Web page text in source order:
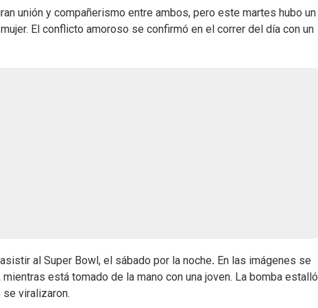
unión y compañerismo entre ambos, pero este martes hubo un
El conflicto amoroso se confirmó en el correr del día con un
al Super Bowl, el sábado por la noche. En las imágenes se
está tomado de la mano con una joven. La bomba estalló
viralizaron.